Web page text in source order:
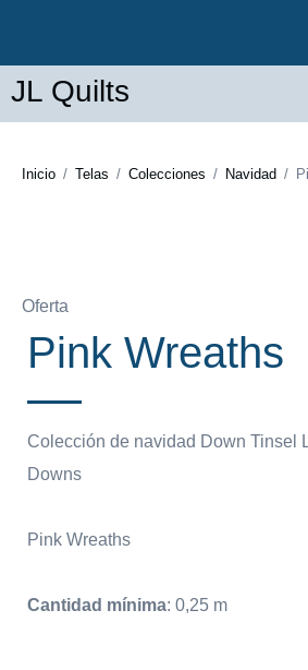
JL Quilts
Inicio / Telas / Colecciones / Navidad /
Oferta
Pink Wreaths
Colección de navidad Down Tinsel
Downs
Pink Wreaths
Cantidad mínima: 0,25 m